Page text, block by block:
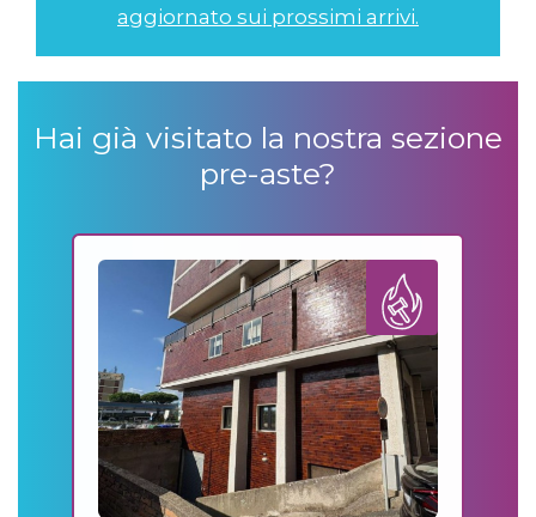
aggiornato sui prossimi arrivi.
Hai già visitato la nostra sezione
pre-aste?
1